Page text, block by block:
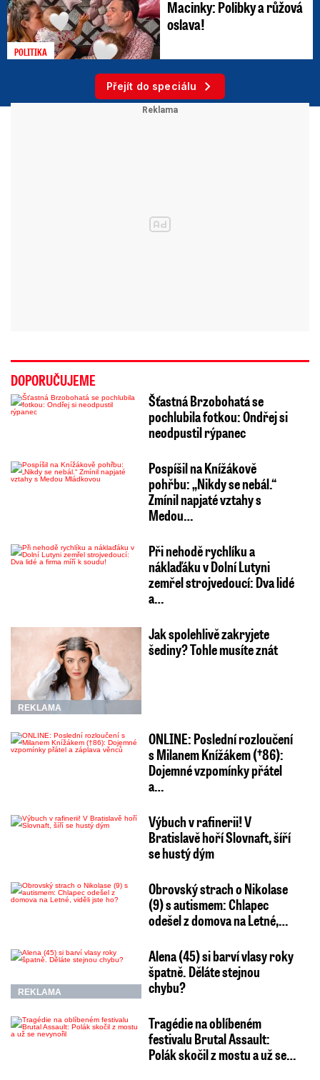
POLITIKA
Macinky: Polibky a růžová
oslava!
Přejít do speciálu
DOPORUČUJEME
Šťastná Brzobohatá se
pochlubila fotkou: Ondřej si
neodpustil rýpanec
Pospíšil na Knížákově
pohřbu: „Nikdy se nebál.“
Zmínil napjaté vztahy s
Medou…
Při nehodě rychlíku a
náklaďáku v Dolní Lutyni
zemřel strojvedoucí: Dva lidé
a…
REKLAMA
Jak spolehlivě zakryjete
šediny? Tohle musíte znát
ONLINE: Poslední rozloučení
s Milanem Knížákem (†86):
Dojemné vzpomínky přátel
a…
Výbuch v rafinerii! V
Bratislavě hoří Slovnaft, šíří
se hustý dým
Obrovský strach o Nikolase
(9) s autismem: Chlapec
odešel z domova na Letné,…
REKLAMA
Alena (45) si barví vlasy roky
špatně. Děláte stejnou
chybu?
Tragédie na oblíbeném
festivalu Brutal Assault:
Polák skočil z mostu a už se…